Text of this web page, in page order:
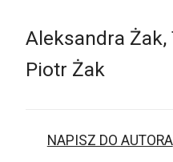
Aleksandra Żak,
Piotr Żak
NAPISZ DO AUTORA